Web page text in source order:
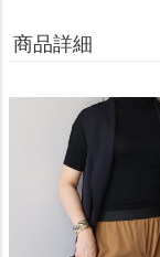
商品詳細